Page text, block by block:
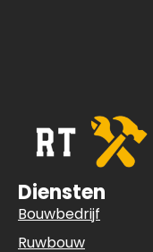
Diensten
Bouwbedrijf
Ruwbouw